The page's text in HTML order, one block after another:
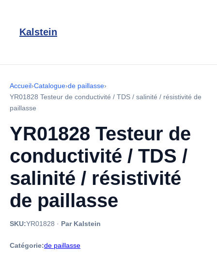
Kalstein
Accueil›Catalogue›de paillasse›
YR01828 Testeur de conductivité / TDS / salinité / résistivité de
paillasse
YR01828 Testeur de
conductivité / TDS /
salinité / résistivité
de paillasse
SKU:YR01828 · Par Kalstein
Catégorie:de paillasse